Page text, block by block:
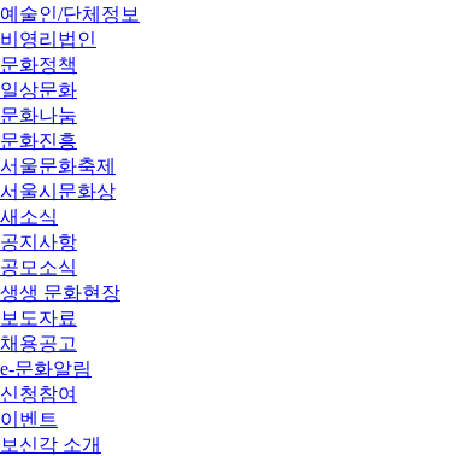
예술인/단체정보
비영리법인
문화정책
일상문화
문화나눔
문화진흥
서울문화축제
서울시문화상
새소식
공지사항
공모소식
생생 문화현장
보도자료
채용공고
e-문화알림
신청참여
이벤트
보신각 소개